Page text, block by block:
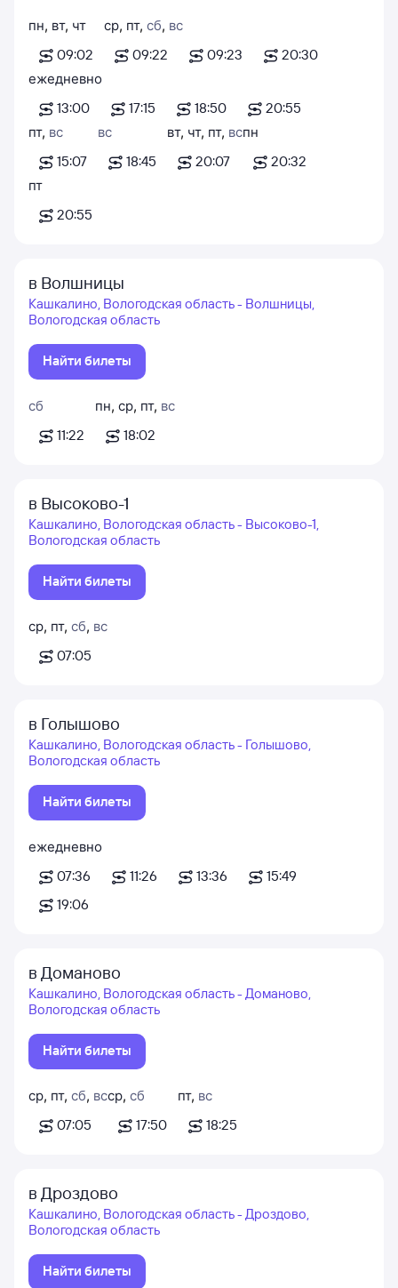
пн, вт, чт
09:02
ср, пт, сб, вс
09:22
09:23
20:30
ежедневно
13:00
17:15 18:50
20:55
пт, вс
15:07
вс
18:45
вт, чт, пт, вс
20:07
пн
20:32
пт
20:55
в Волшницы
Кашкалино, Вологодская область - Волшницы,
Вологодская область
Найти билеты
сб
11:22
пн, ср, пт, вс
18:02
в Высоково-1
Кашкалино, Вологодская область - Высоково-1,
Вологодская область
Найти билеты
ср, пт, сб, вс
07:05
в Голышово
Кашкалино, Вологодская область - Голышово,
Вологодская область
Найти билеты
ежедневно
07:36
11:26 13:36
15:49
19:06
в Доманово
Кашкалино, Вологодская область - Доманово,
Вологодская область
Найти билеты
ср, пт, сб, вс
07:05
ср, сб
17:50
пт, вс
18:25
в Дроздово
Кашкалино, Вологодская область - Дроздово,
Вологодская область
Найти билеты